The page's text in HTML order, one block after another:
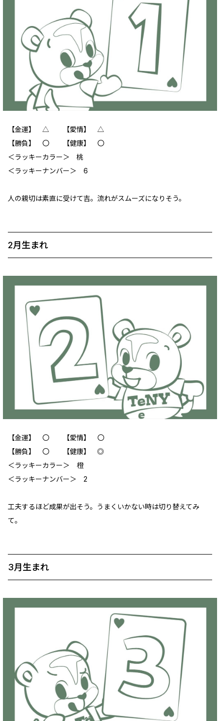
【金運】 △ 【愛情】 △
【勝負】 〇 【健康】 〇
＜ラッキーカラー＞ 桃
＜ラッキーナンバー＞ 6
人の親切は素直に受けて吉。流れがスムーズになりそう。
2月生まれ
【金運】 〇 【愛情】 〇
【勝負】 〇 【健康】 ◎
＜ラッキーカラー＞ 橙
＜ラッキーナンバー＞ 2
工夫するほど成果が出そう。うまくいかない時は切り替えてみ
て。
3月生まれ